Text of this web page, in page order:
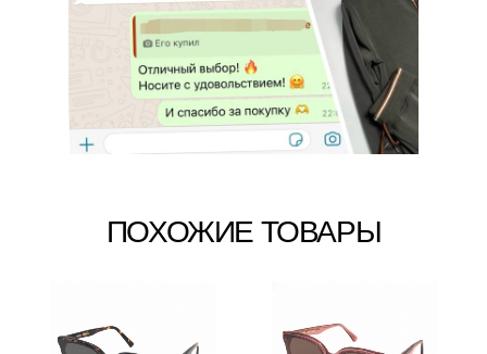
ПОХОЖИЕ ТОВАРЫ